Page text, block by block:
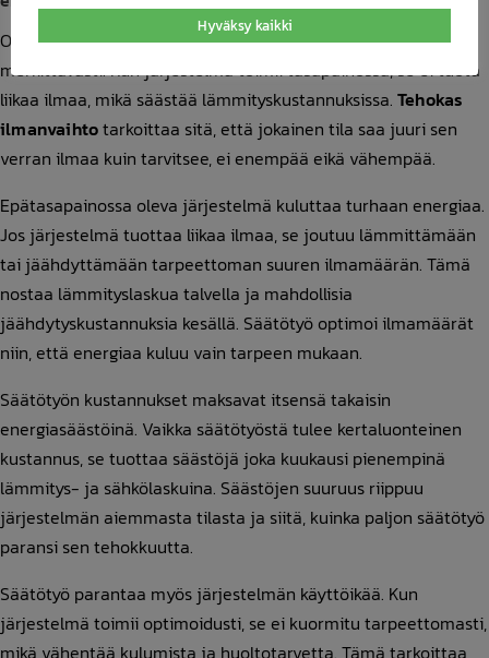
Oikein säädetty ilmanvaihto vähentää energiankulutusta
merkittävästi. Kun järjestelmä toimii tasapainossa, se ei tuota
liikaa ilmaa, mikä säästää lämmityskustannuksissa. Tehokas
ilmanvaihtotarkoittaa sitä, että jokainen tila saa juuri sen
verran ilmaa kuin tarvitsee, ei enempää eikä vähempää.
Epätasapainossa oleva järjestelmä kuluttaa turhaan energiaa.
Jos järjestelmä tuottaa liikaa ilmaa, se joutuu lämmittämään
tai jäähdyttämään tarpeettoman suuren ilmamäärän. Tämä
nostaa lämmityslaskua talvella ja mahdollisia
jäähdytyskustannuksia kesällä. Säätötyö optimoi ilmamäärät
niin, että energiaa kuluu vain tarpeen mukaan.
Säätötyön kustannukset maksavat itsensä takaisin
energiasäästöinä. Vaikka säätötyöstä tulee kertaluonteinen
kustannus, se tuottaa säästöjä joka kuukausi pienempinä
lämmitys- ja sähkölaskuina. Säästöjen suuruus riippuu
järjestelmän aiemmasta tilasta ja siitä, kuinka paljon säätötyö
paransi sen tehokkuutta.
Säätötyö parantaa myös järjestelmän käyttöikää. Kun
järjestelmä toimii optimoidusti, se ei kuormitu tarpeettomasti,
mikä vähentää kulumista ja huoltotarvetta. Tämä tarkoittaa
Hyväksy kaikki